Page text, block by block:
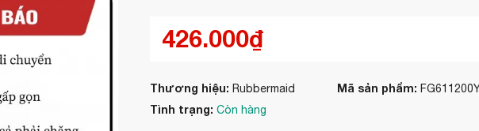
426.000₫
Thương hiệu: Rubbermaid Mã sản phẩm:
Tình trạng: Còn hàng